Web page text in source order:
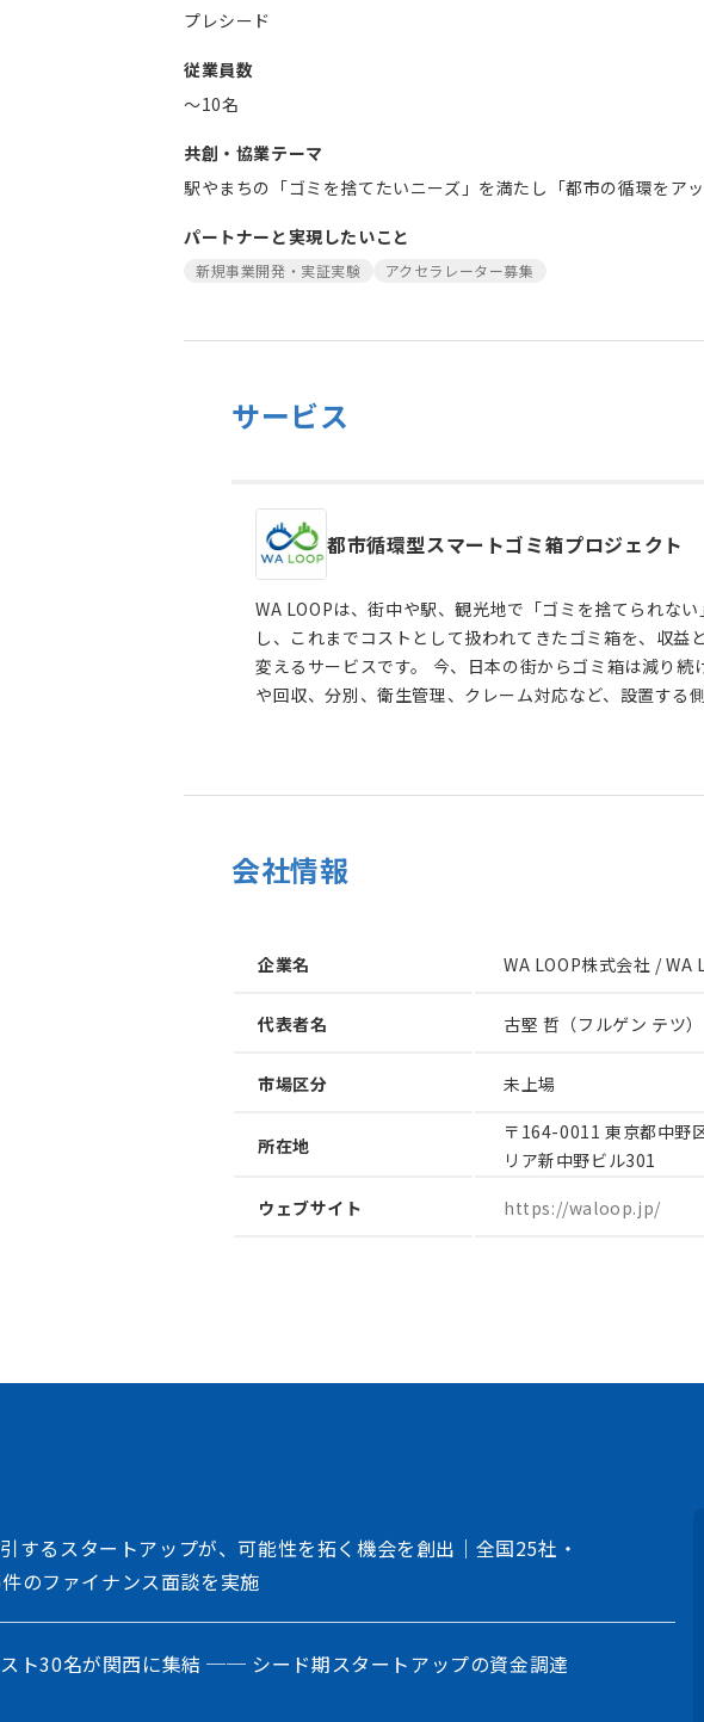
プレシード
従業員数
〜10名
共創・協業テーマ
駅やまちの「ゴミを捨てたいニーズ」を満たし「都市の循環をア
パートナーと実現したいこと
新規事業開発・実証実験 アクセラレーター募集
サービス
都市循環型スマートゴミ箱プロジェクト
WA LOOPは、街中や駅、観光地で「ゴミを捨てられな
し、これまでコストとして扱われてきたゴミ箱を、収益
変えるサービスです。 今、日本の街からゴミ箱は減り続けています。背景には、清掃
や回収、分別、衛生管理、クレーム対応など、設置する
ンでQRコードを読み取り、少額を支払うことで、必要な
ができます。 私たちが目指しているのは、単に「有料でゴミを捨てられる場所」を増
やすことではありません。 目指しているのは、「すてる
れば、資源になり、街のきれいさになり、人のゆとりに
タ、資源循環データを蓄積することで、将来的には分別
源化、CO₂削減、地域や企業のサステナビリティ可視化
ミを持ち歩かなくていい社会へ。 ゴミ箱が消えていく
置先、企業、地域が支え合う新しい都市インフラへ。 WA LOOPは、都市の“捨て
会社情報
企業名 WA LOOP株式会社 / WA
代表者名 古堅 哲（フルゲン テツ）
市場区分 未上場
所在地
〒164-0011 東京都中野
リア新中野ビル301
ウェブサイト
https://waloop.jp/
するスタートアップが、可能性を拓く機会を創出｜全国25社・
のファイナンス面談を実施
ト30名が関西に集結 ── シード期スタートアップの資金調達